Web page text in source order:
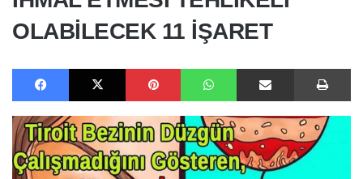
OLABİLECEK 11 İŞARET
Facebook X Pinterest WhatsApp E-Posta ile paylaş